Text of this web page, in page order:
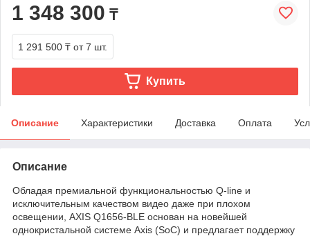
1 348 300 ₸
1 291 500 ₸ от 7 шт.
Купить
Описание Характеристики Доставка Оплата
Описание
Обладая премиальной функциональностью Q-line и
исключительным качеством видео даже при плохом
освещении, AXIS Q1656-BLE основан на новейшей
однокристальной системе Axis (SoC) и предлагает поддержку